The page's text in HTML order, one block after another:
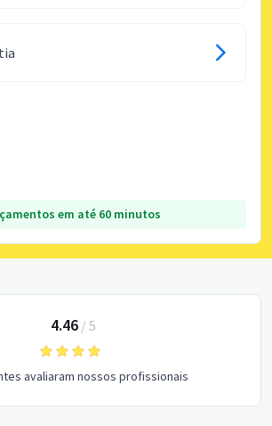
em até 60 minutos
4.46/ 5
avaliaram nossos profissionais